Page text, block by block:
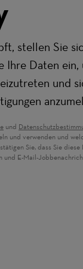
stellen Sie
Ihre Daten ein,
und
und
und verwenden und
Sie, dass Sie diese
und E-Mail-